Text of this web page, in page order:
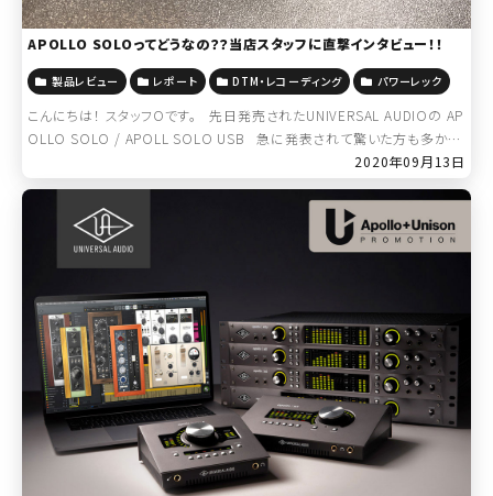
APOLLO SOLOってどうなの？？当店スタッフに直撃インタビュー！！
製品レビュー レポート DTM・レコーディング パワーレック
こんにちは！ スタッフOです。 先日発売されたUNIVERSAL AUDIOの AP
OLLO SOLO / APOLL SOLO USB 急に発表されて驚いた方も多かっ
2020年09月13日